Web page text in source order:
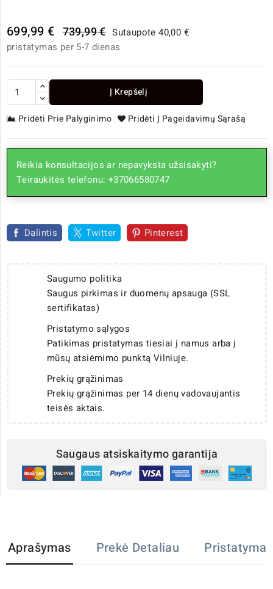
699,99 € 739,99 € Sutaupote 40,00 €
pristatymas per 5-7 dienas
Į Krepšelį
Pridėti Prie Palyginimo Pridėti Į Pageidavimų Sąrašą
Reikia konsultacijos ar nepavyksta užsisakyti?
Teiraukitės telefonu: +37066580747
Dalintis Twitter Pinterest
Saugumo politika
Saugus pirkimas ir duomenų apsauga (SSL
sertifikatas)
Pristatymo sąlygos
Patikimas pristatymas tiesiai į namus arba į
mūsų atsiėmimo punktą Vilniuje.
Prekių grąžinimas
Prekių grąžinimas per 14 dienų vadovaujantis
teisės aktais.
Saugaus atsiskaitymo garantija
Aprašymas Prekė Detaliau Pristatymas